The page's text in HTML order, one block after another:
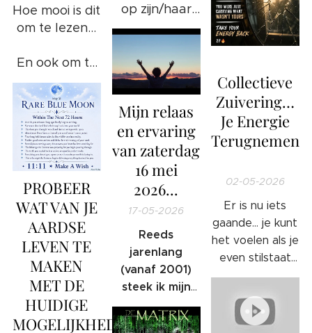
Hoe mooi is dit
om te lezen...
En ook om te
weten...❤️
op zijn/haar
ongewenste
gedrag en/of
foute
handelingen
of bezigheden
komt het
goed: 100%
WAARHEID.
PROBEER
WAT VAN JE
AARDSE
LEVEN TE
MAKEN
MET DE
HUIDIGE
MOGELIJKHEDEN
Mijn relaas
en ervaring
van zaterdag
16 mei
2026...
17-05-2026
Reeds
jarenlang
(vanaf 2001)
steek ik mijn
nek uit en
gebruik ik al
Collectieve
Zuivering…
Je Energie
Terugnemen
02-05-2026
Er is nu iets
gaande… je kunt
het voelen als je
even stilstaat
om te luisteren.
een druk
wegvalt… alsof